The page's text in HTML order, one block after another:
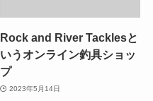
Rock and River Tacklesと
いうオンライン釣具ショッ
プ
2023年5月14日